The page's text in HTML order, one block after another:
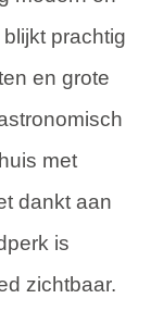
prachtig
en grote
met
dankt aan
is
zichtbaar.